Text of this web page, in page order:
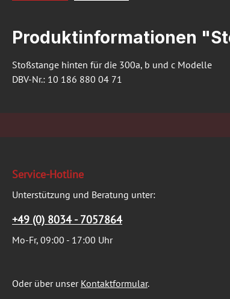
Produktinformationen
Stoßstange hinten für die 300a, b und c Modelle
DBV-Nr.: 10 186 880 04 71
Service-Hotline
Unterstützung und Beratung unter:
+49 (0) 8034 - 7057864
Mo-Fr, 09:00 - 17:00 Uhr
Oder über unser Kontaktformular.